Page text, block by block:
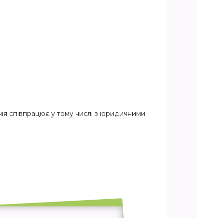
співпрацює у тому числі з юридичними